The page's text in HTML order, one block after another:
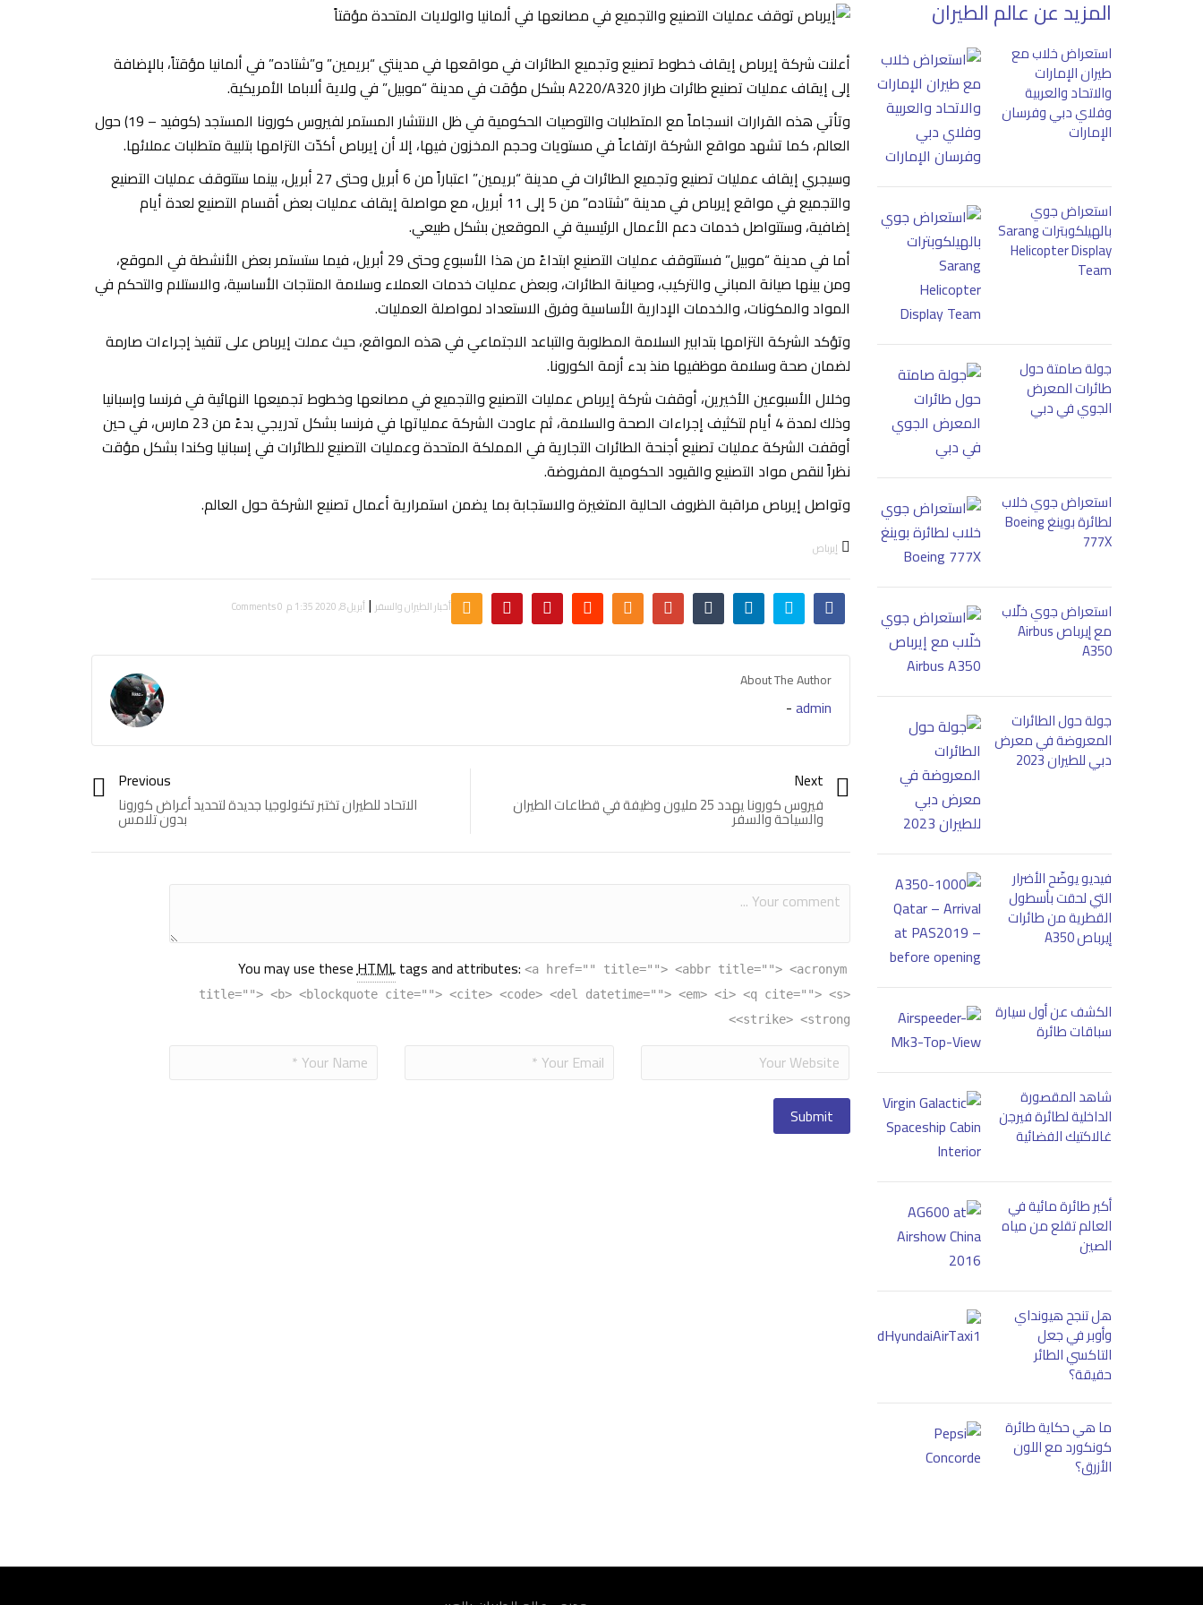
أعلنت شركة إيرباص إيقاف خطوط تصنيع وتجميع الطائرات في مواقعها في مدينتي “بريمين” و”شتاده” في ألمانيا مؤقتاً، بالإضافة
إلى إيقاف عمليات تصنيع طائرات طراز A220/A320 بشكل مؤقت في مدينة “موبيل” في ولاية ألاباما الأمريكية.
وتأتي هذه القرارات انسجاماً مع المتطلبات والتوصيات الحكومية في ظل الانتشار المستمر لفيروس كورونا المستجد (كوفيد – 19) حول
العالم، كما تشهد مواقع الشركة ارتفاعاً في مستويات وحجم المخزون فيها، إلا أن إيرباص أكدّت التزامها بتلبية متطلبات عملائها.
وسيجري إيقاف عمليات تصنيع وتجميع الطائرات في مدينة “بريمين” اعتباراً من 6 أبريل وحتى 27 أبريل، بينما ستتوقف عمليات التصنيع
والتجميع في مواقع إيرباص في مدينة “شتاده” من 5 إلى 11 أبريل، مع مواصلة إيقاف عمليات بعض أقسام التصنيع لعدة أيام
إضافية، وستتواصل خدمات دعم الأعمال الرئيسية في الموقعين بشكل طبيعي.
أما في مدينة “موبيل” فستتوقف عمليات التصنيع ابتداءً من هذا الأسبوع وحتى 29 أبريل، فيما ستستمر بعض الأنشطة في الموقع،
ومن بينها صيانة المباني والتركيب، وصيانة الطائرات، وبعض عمليات خدمات العملاء وسلامة المنتجات الأساسية، والاستلام والتحكم في
المواد والمكونات، والخدمات الإدارية الأساسية وفرق الاستعداد لمواصلة العمليات.
وتؤكد الشركة التزامها بتدابير السلامة المطلوبة والتباعد الاجتماعي في هذه المواقع، حيث عملت إيرباص على تنفيذ إجراءات صارمة
لضمان صحة وسلامة موظفيها منذ بدء أزمة الكورونا.
وخلال الأسبوعين الأخيرين، أوقفت شركة إيرباص عمليات التصنيع والتجميع في مصانعها وخطوط تجميعها النهائية في فرنسا وإسبانيا
وذلك لمدة 4 أيام لتكثيف إجراءات الصحة والسلامة، ثم عاودت الشركة عملياتها في فرنسا بشكل تدريجي بدءً من 23 مارس، في حين
أوقفت الشركة عمليات تصنيع أجنحة الطائرات التجارية في المملكة المتحدة وعمليات التصنيع للطائرات في إسبانيا وكندا بشكل مؤقت
نظراً لنقص مواد التصنيع والقيود الحكومية المفروضة.
وتواصل إيرباص مراقبة الظروف الحالية المتغيرة والاستجابة بما يضمن استمرارية أعمال تصنيع الشركة حول العالم.
إيرباص
أخبار الطيران والسفر |أبريل 8, 2020 1:35 م 0 Comments
About The Author
admin
-
Previous
الاتحاد للطيران تختبر تكنولوجيا جديدة لتحديد أعراض كورونا
بدون تلامس
Next
فيروس كورونا يهدد 25 مليون وظيفة في قطاعات الطيران
والسياحة والسفر
You may use theseHTMLtags and attributes: <a href="" title=""> <abbr title=""> <acronym
title=""> <b> <blockquote cite=""> <cite> <code> <del datetime=""> <em> <i> <q cite=""> <s>
<strike> <strong>
المزيد عن عالم الطيران
استعراض خلاب مع
طيران الإمارات
والاتحاد والعربية
وفلاي دبي وفرسان
الإمارات
استعراض جوي
بالهيلكوبترات Sarang
Helicopter Display
Team
جولة صامتة حول
طائرات المعرض
الجوي في دبي
استعراض جوي خلاب
لطائرة بوينغ Boeing
777X
استعراض جوي خلّاب
مع إيرباص Airbus
A350
جولة حول الطائرات
المعروضة في معرض
دبي للطيران 2023
فيديو يوضّح الأضرار
التي لحقت بأسطول
القطرية من طائرات
إيرباص A350
الكشف عن أول سيارة
سباقات طائرة
شاهد المقصورة
الداخلية لطائرة فيرجن
غالاكتيك الفضائية
أكبر طائرة مائية في
العالم تقلع من مياه
الصين
هل تنجح هيونداي
وأوبر في جعل
التاكسي الطائر
حقيقة؟
ما هي حكاية طائرة
كونكورد مع اللون
الأزرق؟